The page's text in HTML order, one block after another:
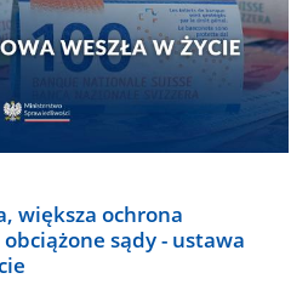
większa ochrona
sądy - ustawa